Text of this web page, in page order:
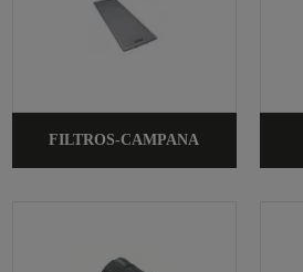
FILTROS-CAMPANA